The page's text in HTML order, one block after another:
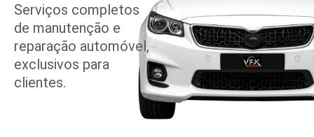
Serviços completos
de manutenção e
reparação automóvel,
exclusivos para
clientes.